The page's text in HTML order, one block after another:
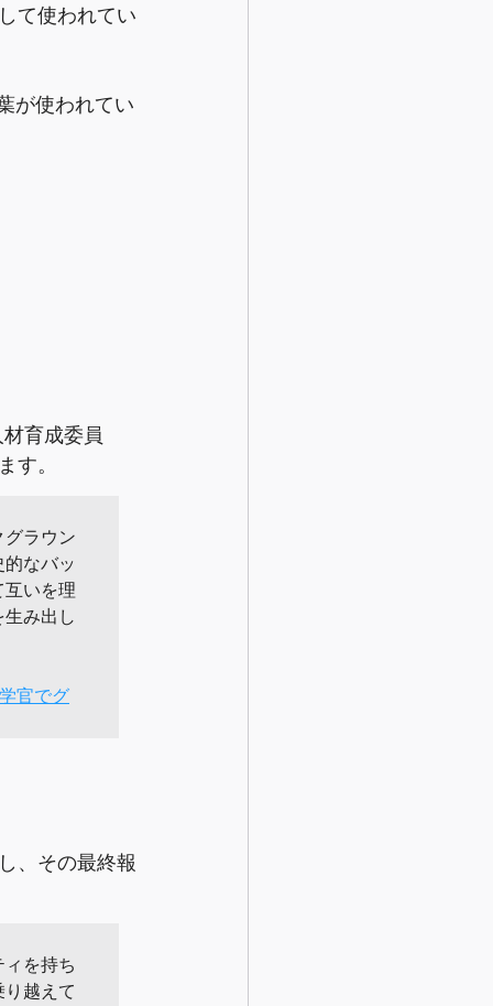
て使われてい
が使われてい
育成委員
。
ラウン
なバッ
いを理
み出し
官でグ
、その最終報
を持ち
越えて